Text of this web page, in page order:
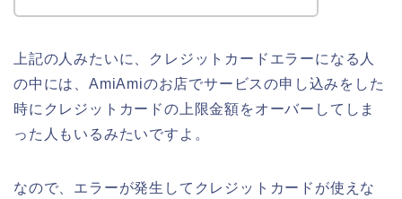
上記の人みたいに、クレジットカードエラーになる人
の中には、AmiAmiのお店でサービスの申し込みをした
時にクレジットカードの上限金額をオーバーしてしま
った人もいるみたいですよ。
なので、エラーが発生してクレジットカードが使えな